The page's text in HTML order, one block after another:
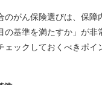
のがん保険選びは、保障
の基準を満たすか」が非
ェックしておくべきポイ